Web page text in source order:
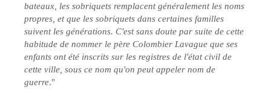
bateaux, les sobriquets remplacent généralement les noms
propres, et que les sobriquets dans certaines familles
suivent les générations. C'est sans doute par suite de cette
habitude de nommer le père Colombier Lavague que ses
enfants ont été inscrits sur les registres de l'état civil de
cette ville, sous ce nom qu'on peut appeler nom de
guerre."